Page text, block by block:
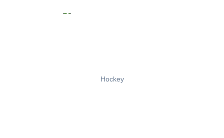
Hockey